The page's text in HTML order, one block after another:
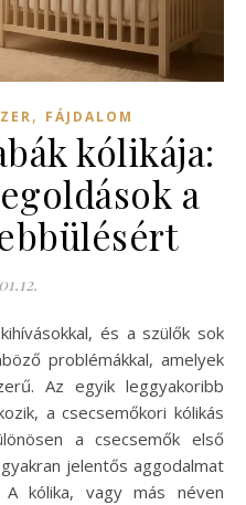
, FÁJDALOM
kólikája:
a
problémákkal, amelyek
Az egyik leggyakoribb
a csecsemőkori kólikás
a csecsemők első
jelentős aggodalmat
kólika, vagy más néven